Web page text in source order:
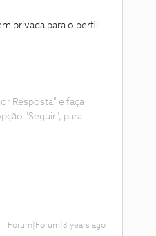
privada para o perfil
Resposta" e faça
"Seguir", para
Forum|Forum|3 years ago